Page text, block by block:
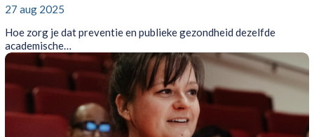
27 aug 2025
Hoe zorg je dat preventie en publieke gezondheid dezelfde
academische…